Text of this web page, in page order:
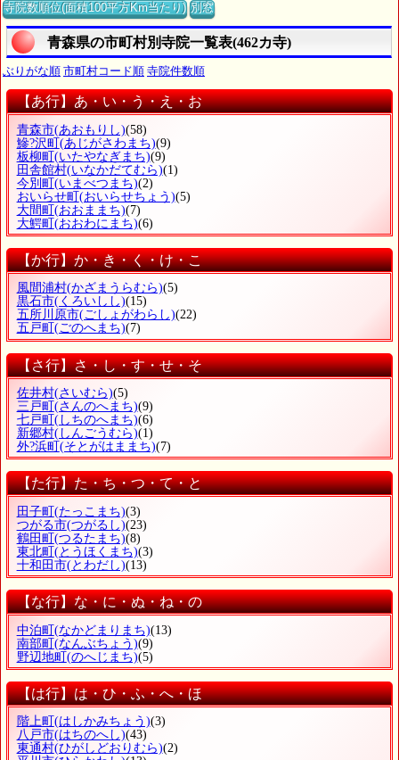
寺院数順位(面積100平方Km当たり) 別窓
青森県の市町村別寺院一覧表(462カ寺)
ぶりがな順 市町村コード順 寺院件数順
【あ行】あ・い・う・え・お
青森市(あおもりし)(58)
鰺?沢町(あじがさわまち)(9)
板柳町(いたやなぎまち)(9)
田舎館村(いなかだてむら)(1)
今別町(いまべつまち)(2)
おいらせ町(おいらせちょう)(5)
大間町(おおままち)(7)
大鰐町(おおわにまち)(6)
【か行】か・き・く・け・こ
風間浦村(かざまうらむら)(5)
黒石市(くろいしし)(15)
五所川原市(ごしょがわらし)(22)
五戸町 (ごのへまち)(7)
【さ行】さ・し・す・せ・そ
佐井村(さいむら)(5)
三戸町 (さんのへまち)(9)
七戸町 (しちのへまち)(6)
新郷村(しんごうむら)(1)
外?浜町 (そとがはままち)(7)
【た行】た・ち・つ・て・と
田子町 (たっこまち)(3)
つがる市(つがるし)(23)
鶴田町 (つるたまち)(8)
東北町 (とうほくまち)(3)
十和田市(とわだし)(13)
【な行】な・に・ぬ・ね・の
中泊町(なかどまりまち)(13)
南部町(なんぶちょう)(9)
野辺地町(のへじまち)(5)
【は行】は・ひ・ふ・へ・ほ
階上町 (はしかみちょう)(3)
八戸市(はちのへし)(43)
東通村(ひがしどおりむら)(2)